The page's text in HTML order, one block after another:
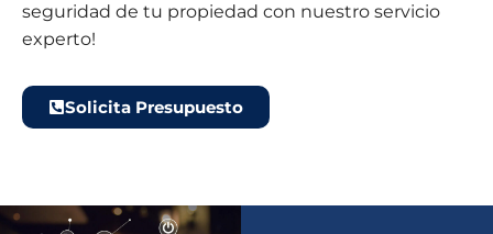
seguridad de tu propiedad con nuestro servicio
experto!
Solicita Presupuesto